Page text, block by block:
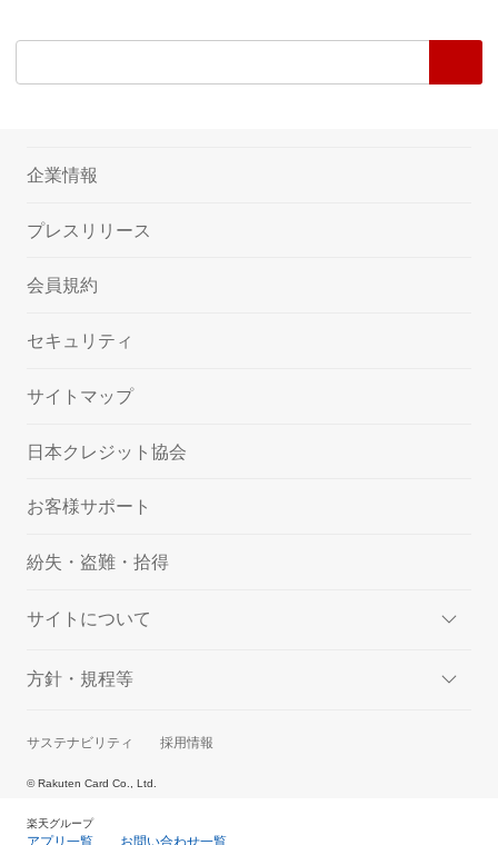
企業情報
プレスリリース
会員規約
セキュリティ
サイトマップ
日本クレジット協会
お客様サポート
紛失・盗難・拾得
サイトについて
方針・規程等
サステナビリティ 採用情報
© Rakuten Card Co., Ltd.
楽天グループ
アプリ一覧 お問い合わせ一覧